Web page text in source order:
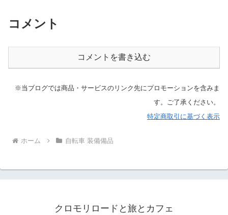
コメント
コメントを書き込む
※当ブログでは商品・サービスのリンク先にプロモーションを含みま
す。ご了承ください。
特定商取引に基づく表示
ホーム 自転車 装備備品
クロモリロードと旅とカフェ